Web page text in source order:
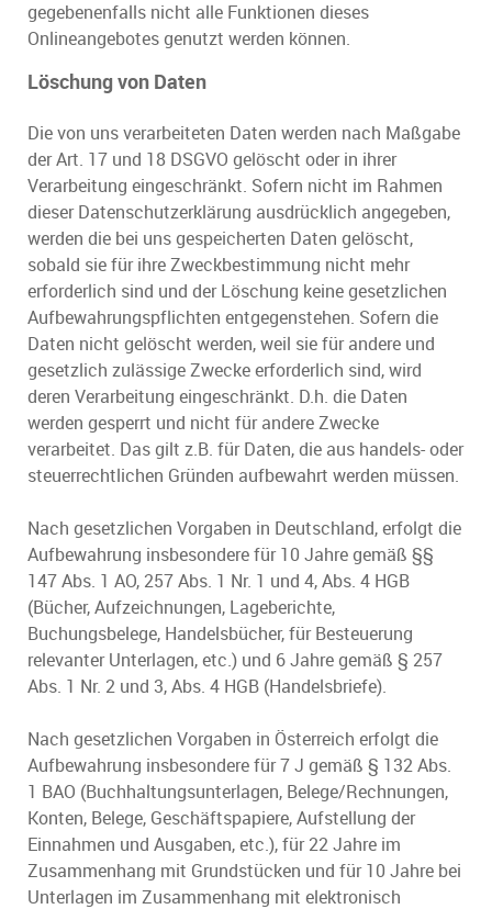
gegebenenfalls nicht alle Funktionen dieses
Onlineangebotes genutzt werden können.
Löschung von Daten
Die von uns verarbeiteten Daten werden nach Maßgabe
der Art. 17 und 18 DSGVO gelöscht oder in ihrer
Verarbeitung eingeschränkt. Sofern nicht im Rahmen
dieser Datenschutzerklärung ausdrücklich angegeben,
werden die bei uns gespeicherten Daten gelöscht,
sobald sie für ihre Zweckbestimmung nicht mehr
erforderlich sind und der Löschung keine gesetzlichen
Aufbewahrungspflichten entgegenstehen. Sofern die
Daten nicht gelöscht werden, weil sie für andere und
gesetzlich zulässige Zwecke erforderlich sind, wird
deren Verarbeitung eingeschränkt. D.h. die Daten
werden gesperrt und nicht für andere Zwecke
verarbeitet. Das gilt z.B. für Daten, die aus handels- oder
steuerrechtlichen Gründen aufbewahrt werden müssen.
Nach gesetzlichen Vorgaben in Deutschland, erfolgt die
Aufbewahrung insbesondere für 10 Jahre gemäß §§
147 Abs. 1 AO, 257 Abs. 1 Nr. 1 und 4, Abs. 4 HGB
(Bücher, Aufzeichnungen, Lageberichte,
Buchungsbelege, Handelsbücher, für Besteuerung
relevanter Unterlagen, etc.) und 6 Jahre gemäß § 257
Abs. 1 Nr. 2 und 3, Abs. 4 HGB (Handelsbriefe).
Nach gesetzlichen Vorgaben in Österreich erfolgt die
Aufbewahrung insbesondere für 7 J gemäß § 132 Abs.
1 BAO (Buchhaltungsunterlagen, Belege/Rechnungen,
Konten, Belege, Geschäftspapiere, Aufstellung der
Einnahmen und Ausgaben, etc.), für 22 Jahre im
Zusammenhang mit Grundstücken und für 10 Jahre bei
Unterlagen im Zusammenhang mit elektronisch